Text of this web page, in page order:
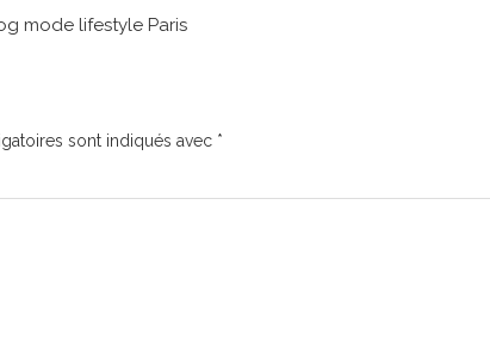
mode lifestyle Paris
sont indiqués avec *